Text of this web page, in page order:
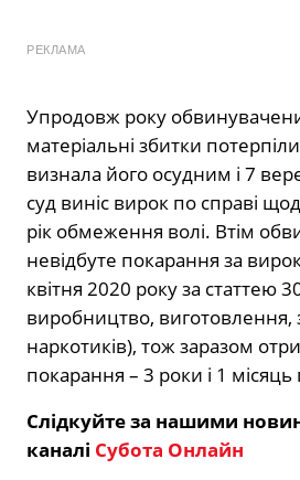
РЕКЛАМА
Упродовж року
матеріальні збитки
визнала його осудним і 7
суд виніс вирок по справі
рік обмеження волі. Втім
невідбуте покарання за
квітня 2020 року за статтею
виробництво, виготовлення,
наркотиків), тож заразом
покарання – 3 роки і 1
Слідкуйте за нашими
каналі Субота Онлайн